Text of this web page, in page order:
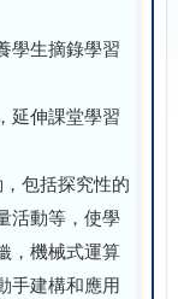
學生摘錄學習
延伸課堂學習
包括探究性的
活動等，使學
，機械式運算
手建構和應用